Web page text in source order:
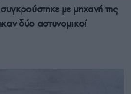
με μηχανή της
δύο αστυνομικοί